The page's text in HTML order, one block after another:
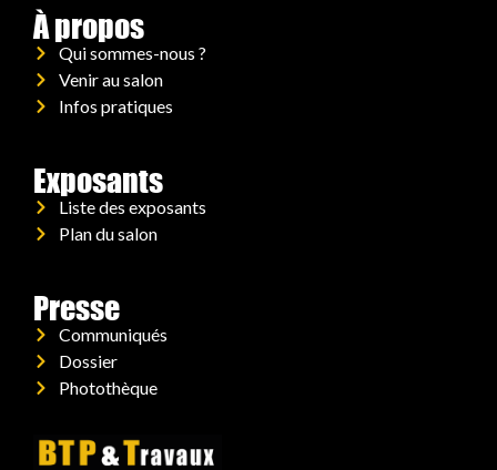
À propos
Qui sommes-nous ?
Venir au salon
Infos pratiques
Exposants
Liste des exposants
Plan du salon
Presse
Communiqués
Dossier
Photothèque